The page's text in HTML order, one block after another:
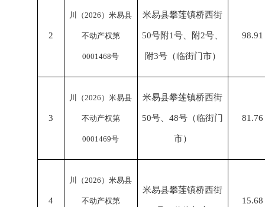
2
川（2026）米易县
不动产权第
0001468号
米易县攀莲镇桥西街
50号附1号、附2号、
附3号（临街门市）
98.91
3
川（2026）米易县
不动产权第
0001469号
米易县攀莲镇桥西街
50号、48号（临街门
市）
81.76
4
川（2026）米易县
不动产权第
米易县攀莲镇桥西街
15.68